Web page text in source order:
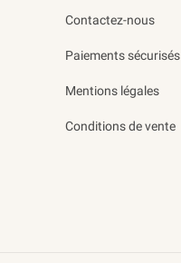
Contactez-nous
Paiements sécurisés
Mentions légales
Conditions de vente